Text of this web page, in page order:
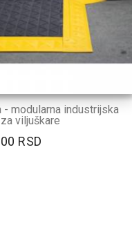
- modularna industrijska
viljuškare
RSD